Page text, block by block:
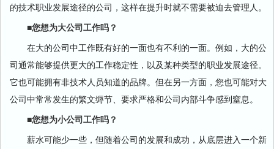
的技术职业发展途径的公司，这样在提升时就不需要被迫去管理人。
■您想为大公司工作吗？
在大的公司中工作既有好的一面也有不利的一面。例如，大的公
司通常能够提供更大的工作稳定性，以及某种类型的职业发展途径。
它也可能拥有非技术人员知道的品牌。但在另一方面，您也可能对大
公司中常常发生的繁文缛节、要求严格和公司内部斗争感到窒息。
■您想为小公司工作吗？
薪水可能少一些，但随着公司的发展和成功，从底层进入一个新